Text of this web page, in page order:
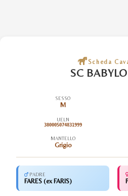
Scheda
SC
SESSO
M
UELN
380005074831999
MANTELLO
Grigio
PADRE
FARES (ex FARIS)